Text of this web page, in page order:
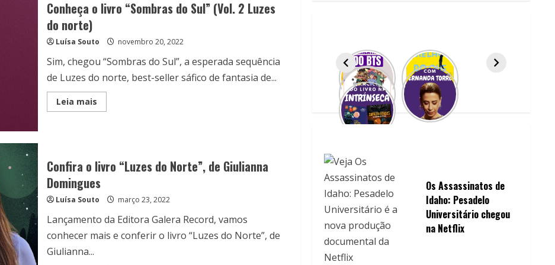
Conheça o livro “Sombras do Sul” (Vol. 2 Luzes
do norte)
Luísa Souto novembro 20, 2022
Sim, chegou “Sombras do Sul”, a esperada sequência
de Luzes do norte, best-seller sáfico de fantasia de...
Leia maisRead
more
do
Sul”
(Vol.
2
Luzes
do
Confira o livro “Luzes do Norte”, de Giulianna
Domingues
Luísa Souto março 23, 2022
Lançamento da Editora Galera Record, vamos
conhecer mais e conferir o livro “Luzes do Norte”, de
Giulianna...
Os Assassinatos de
Idaho: Pesadelo
Universitário chegou
na Netflix